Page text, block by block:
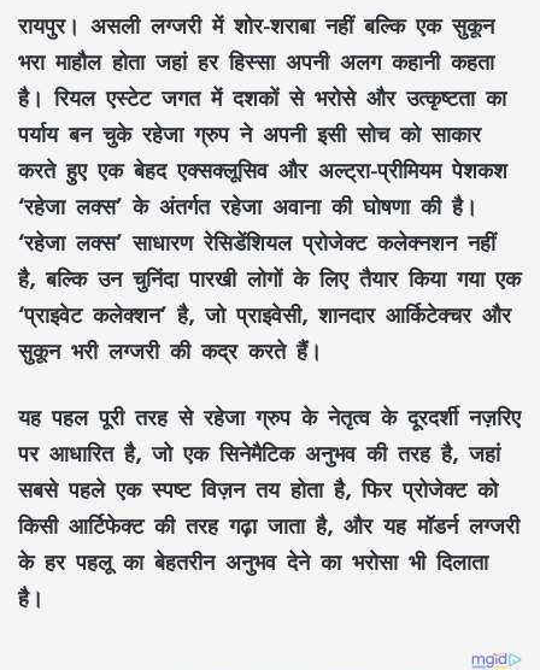
रायपुर। असली लग्जरी में शोर-शराबा नहीं बल्कि एक सुकून
भरा माहौल होता जहां हर हिस्सा अपनी अलग कहानी कहता
है। रियल एस्टेट जगत में दशकों से भरोसे और उत्कृष्टता का
पर्याय बन चुके रहेजा ग्रुप ने अपनी इसी सोच को साकार
करते हुए एक बेहद एक्सक्लूसिव और अल्ट्रा-प्रीमियम पेशकश
‘रहेजा लक्स’ के अंतर्गत रहेजा अवाना की घोषणा की है।
‘रहेजा लक्स’ साधारण रेसिडेंशियल प्रोजेक्ट कलेक्नशन नहीं
है, बल्कि उन चुनिंदा पारखी लोगों के लिए तैयार किया गया एक
‘प्राइवेट कलेक्शन’ है, जो प्राइवेसी, शानदार आर्किटेक्चर और
सुकून भरी लग्जरी की कद्र करते हैं।
यह पहल पूरी तरह से रहेजा ग्रुप के नेतृत्व के दूरदर्शी नज़रिए
पर आधारित है, जो एक सिनेमैटिक अनुभव की तरह है, जहां
सबसे पहले एक स्पष्ट विज़न तय होता है, फिर प्रोजेक्ट को
किसी आर्टिफेक्ट की तरह गढ़ा जाता है, और यह मॉडर्न लग्जरी
के हर पहलू का बेहतरीन अनुभव देने का भरोसा भी दिलाता
है।